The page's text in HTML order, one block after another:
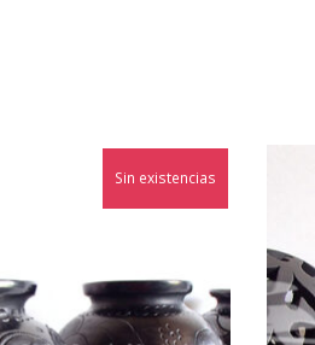
Sin existencias